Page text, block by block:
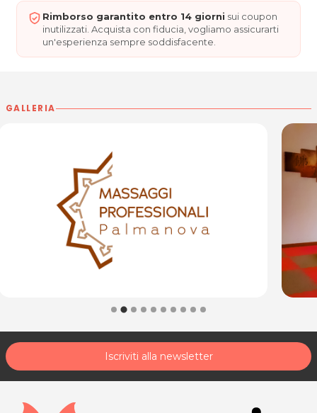
P.IVA 03621380272
Per ulteriori informazioni sull'offerta o sulle modalità di
acquisto scrivi aposta@espevia.it.
Rimborso garantito entro 14 giorni sui coupon
inutilizzati. Acquista con fiducia, vogliamo assicurarti
un'esperienza sempre soddisfacente.
GALLERIA
Iscriviti alla newsletter